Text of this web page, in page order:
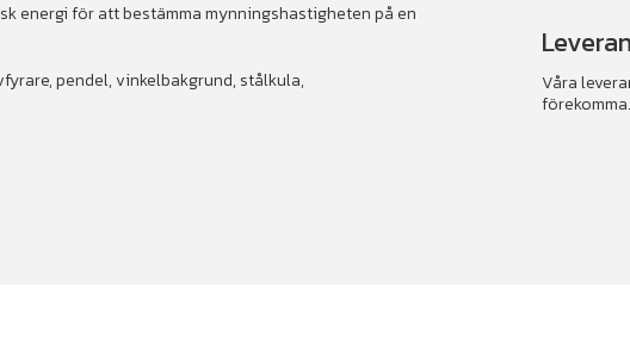
energi för att bestämma mynningshastigheten på en
pendel, vinkelbakgrund, stålkula,
Våra
förekomma.